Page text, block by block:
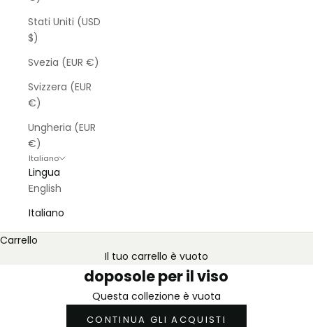
Stati Uniti (USD
$)
Svezia (EUR €)
Svizzera (EUR
€)
Ungheria (EUR
€)
Italiano
Lingua
English
Italiano
Carrello
Il tuo carrello è vuoto
doposole per il viso
Questa collezione è vuota
CONTINUA GLI ACQUISTI